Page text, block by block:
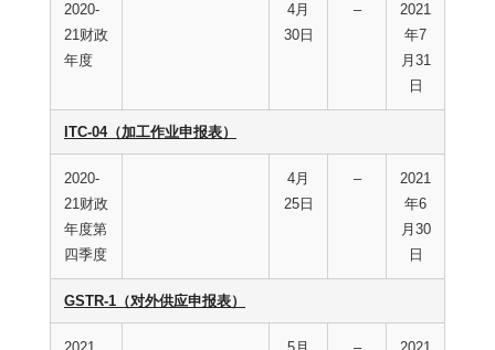
2020-
21财政
年度
4月
30日
–
2021
年7
月31
日
ITC-04（加工作业申报表）
2020-
21财政
年度第
四季度
4月
25日
–
2021
年6
月30
日
GSTR-1（对外供应申报表）